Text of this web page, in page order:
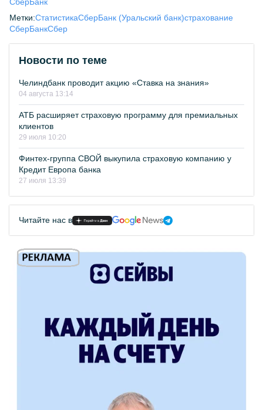
Метки:СтатистикаСберБанк (Уральский банк)страхование
СберБанкСбер
Новости по теме
Челиндбанк проводит акцию «Ставка на знания»
04 августа 13:14
АТБ расширяет страховую программу для премиальных
клиентов
29 июля 10:20
Финтех-группа СВОЙ выкупила страховую компанию у
Кредит Европа банка
27 июля 13:39
Читайте нас в